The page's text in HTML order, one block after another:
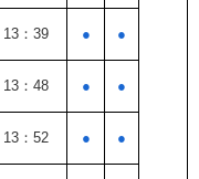
13：39 ● ●
13：48 ● ●
13：52 ● ●